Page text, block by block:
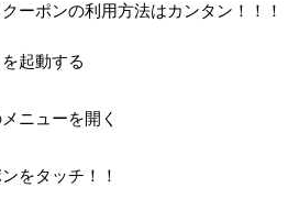
ーポンの利用方法はカンタン！！！
起動する
ニューを開く
をタッチ！！